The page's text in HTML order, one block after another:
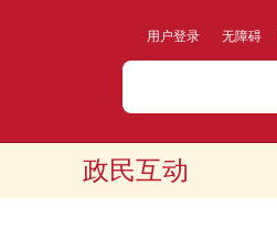
用户登录 无障碍
政民互动